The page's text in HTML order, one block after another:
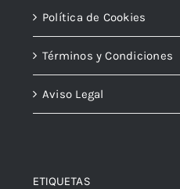
Política de Cookies
Términos y Condiciones
Aviso Legal
ETIQUETAS